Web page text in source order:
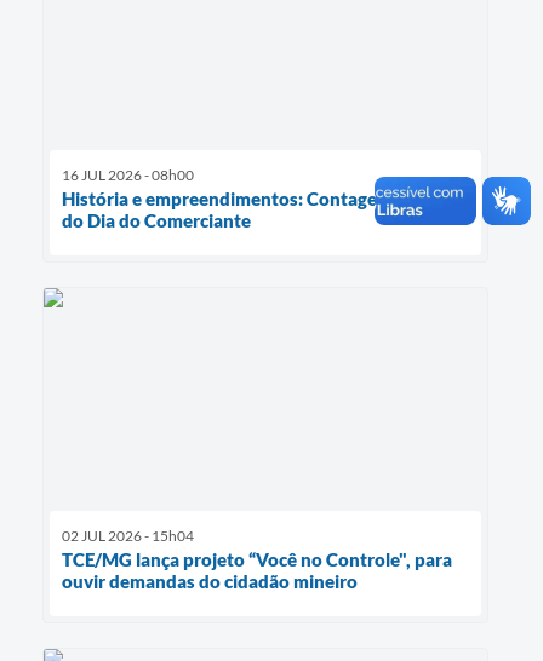
16 JUL 2026 - 08h00
História e empreendimentos: Contagem celebra
do Dia do Comerciante
02 JUL 2026 - 15h04
TCE/MG lança projeto “Você no Controle", para
ouvir demandas do cidadão mineiro